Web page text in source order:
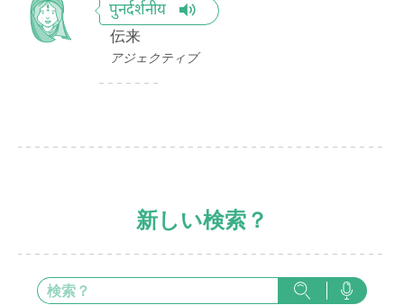
पुनर्दर्शनीय
伝来
アジェクティブ
新しい検索？